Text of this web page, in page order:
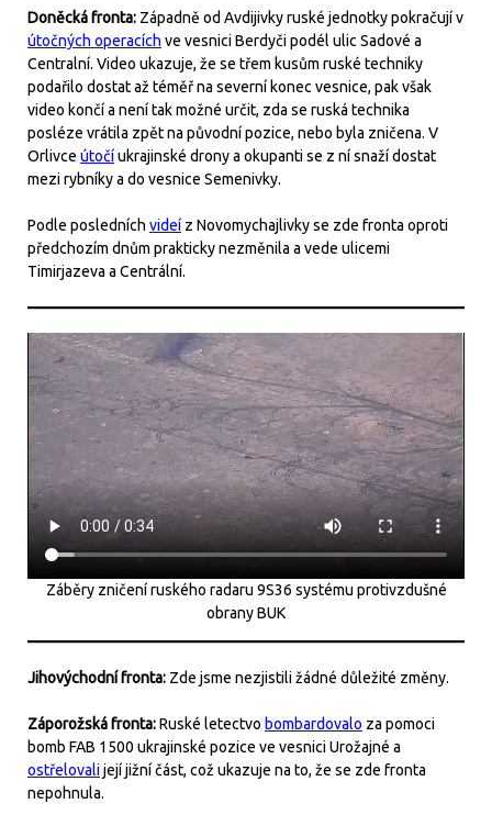
Doněcká fronta: Západně od Avdijivky ruské jednotky pokračují v
útočných operacích ve vesnici Berdyči podél ulic Sadové a
Centralní. Video ukazuje, že se třem kusům ruské techniky
podařilo dostat až téměř na severní konec vesnice, pak však
video končí a není tak možné určit, zda se ruská technika
posléze vrátila zpět na původní pozice, nebo byla zničena. V
Orlivce útočíukrajinské drony a okupanti se z ní snaží dostat
mezi rybníky a do vesnice Semenivky.
Podle posledních videí z Novomychajlivky se zde fronta oproti
předchozím dnům prakticky nezměnila a vede ulicemi
Timirjazeva a Centrální.
Záběry zničení ruského radaru 9S36 systému protivzdušné
obrany BUK
Jihovýchodní fronta: Zde jsme nezjistili žádné důležité změny.
Záporožská fronta:Ruské letectvo bombardovalo za pomoci
bomb FAB 1500 ukrajinské pozice ve vesnici Urožajné a
ostřelovalijejí jižní část, což ukazuje na to, že se zde fronta
nepohnula.